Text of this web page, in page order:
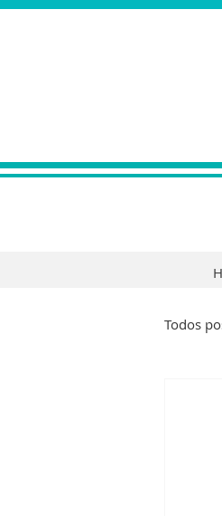
Todos